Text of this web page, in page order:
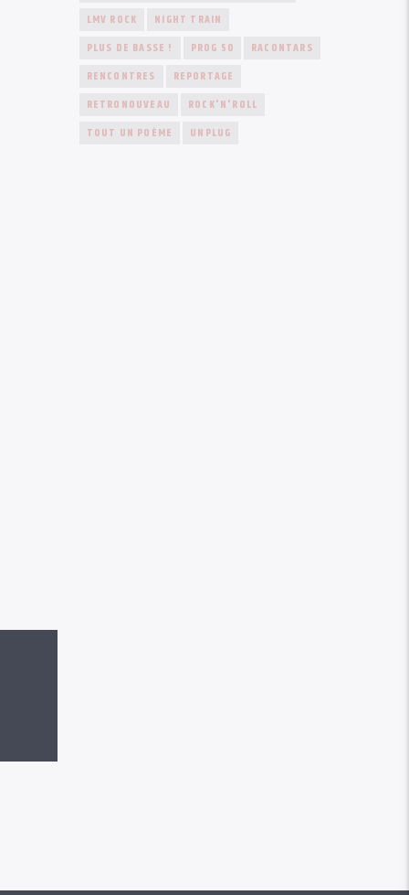
LMV ROCK
NIGHT TRAIN
PLUS DE BASSE !
PROG 50
RACONTARS
RENCONTRES
REPORTAGE
RETRONOUVEAU
ROCK'N'ROLL
TOUT UN POÈME
UNPLUG